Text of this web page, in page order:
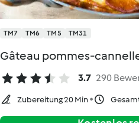
TM7 TM6 TM5 TM31
Gâteau pommes-
3.7 290
Zubereitung 20 Min